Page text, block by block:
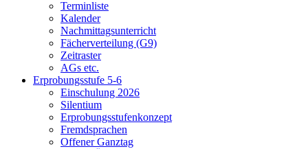
Terminliste
Kalender
Nachmittagsunterricht
Fächerverteilung (G9)
Zeitraster
AGs etc.
Erprobungsstufe 5-6
Einschulung 2026
Silentium
Erprobungsstufenkonzept
Fremdsprachen
Offener Ganztag